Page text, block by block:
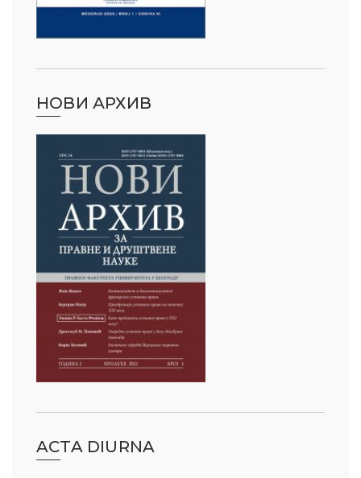
НОВИ АРХИВ
ACTA DIURNA